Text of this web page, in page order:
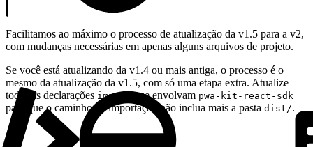
Facilitamos ao máximo o processo de atualização da v1.5 para a v2,
com mudanças necessárias em apenas alguns arquivos de projeto.
Se você está atualizando da v1.4 ou mais antiga, o processo é o
mesmo da atualização da v1.5, com só uma etapa extra. Atualize
todas as declarações import que envolvam pwa-kit-react-sdk
para que o caminho de importação não inclua mais a pasta dist/.